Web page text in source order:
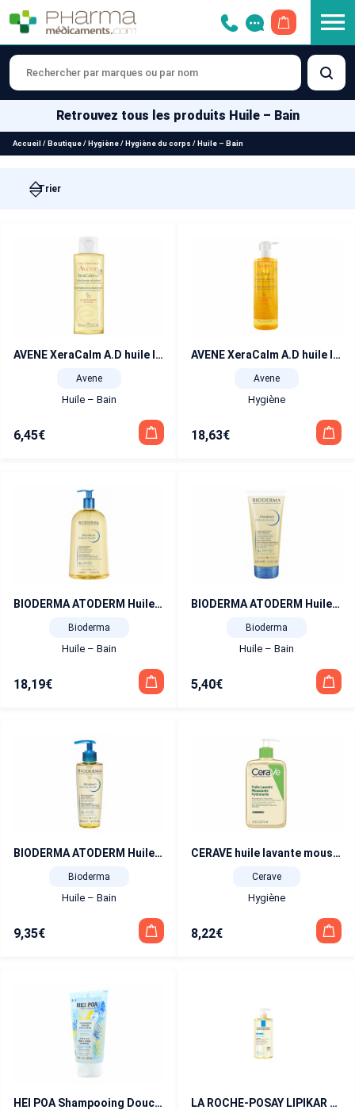
Retrouvez tous les produits Huile – Bain
Accueil / Boutique/ Hygiène/ Hygiène du corps / Huile – Bain
AVENE XeraCalm A.D huile lavante relipidante 100 ml
Avene
Huile – Bain
6,45€
AVENE XeraCalm A.D huile lavante relipidante 400 ml
Avene
Hygiène
18,63€
BIODERMA ATODERM Huile de douche 1 L
Bioderma
Huile – Bain
18,19€
BIODERMA ATODERM Huile de douche 100 ml
Bioderma
Huile – Bain
5,40€
BIODERMA ATODERM Huile de douche 200 ml
Bioderma
Huile – Bain
9,35€
CERAVE huile lavante moussante hydratante 236 ml
Cerave
Hygiène
8,22€
HEI POA Shampooing Douche Après-soleil 150 ml LA ROCHE-POSAY LIPIKAR AP+ Huile Lavante 1 l